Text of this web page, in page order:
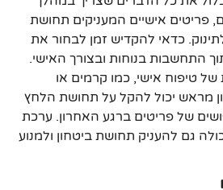
פריטים אישיים המעניקים תחושת
כדאי להקדיש זמן לבחור את
התחשבות בנוחות ובצורך האישי.
של טיפוח אישי, כמו קרמים או
מראש יכול להקל על תחושת הלחץ
של פריטים ברגע האחרון. ערכת
גם להעניק תחושת ביטחון ולמנוע